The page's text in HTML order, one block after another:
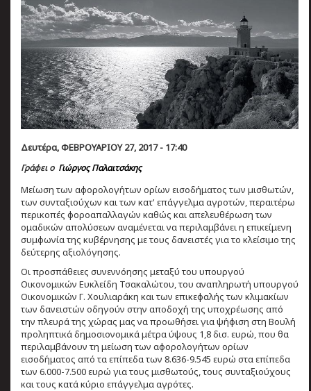
Δευτέρα, ΦΕΒΡΟΥΑΡΙΟΥ 27, 2017 - 17:40
Γράφει ο Γιώργος Παλαιτσάκης
Μείωση των αφορολογήτων ορίων εισοδήματος των μισθωτών,
των συνταξιούχων και των κατ' επάγγελμα αγροτών, περαιτέρω
περικοπές φοροαπαλλαγών καθώς και απελευθέρωση των
ομαδικών απολύσεων αναμένεται να περιλαμβάνει η επικείμενη
συμφωνία της κυβέρνησης με τους δανειστές για το κλείσιμο της
δεύτερης αξιολόγησης.
Οι προσπάθειες συνεννόησης μεταξύ του υπουργού
Οικονομικών Ευκλείδη Τσακαλώτου, του αναπληρωτή υπουργού
Οικονομικών Γ. Χουλιαράκη και των επικεφαλής των κλιμακίων
των δανειστών οδηγούν στην αποδοχή της υποχρέωσης από
την πλευρά της χώρας μας να προωθήσει για ψήφιση στη Βουλή
προληπτικά δημοσιονομικά μέτρα ύψους 1,8 δισ. ευρώ, που θα
περιλαμβάνουν τη μείωση των αφορολογήτων ορίων
εισοδήματος από τα επίπεδα των 8.636-9.545 ευρώ στα επίπεδα
των 6.000-7.500 ευρώ για τους μισθωτούς, τους συνταξιούχους
και τους κατά κύριο επάγγελμα αγρότες.